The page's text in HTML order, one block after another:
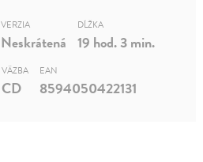
VERZIA
Neskrátená
DĹŽKA
19 hod. 3 min.
VÄZBA
CD
EAN
8594050422131